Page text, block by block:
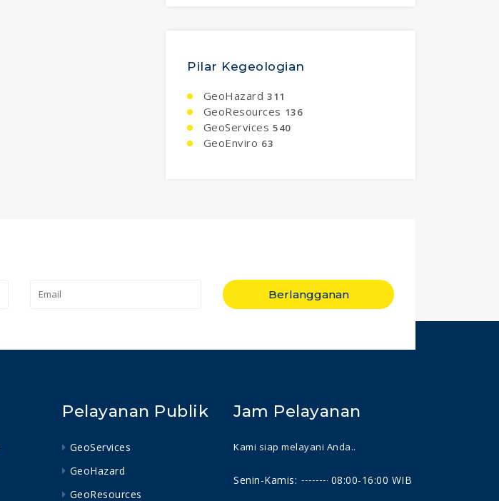
Pilar Kegeologian
GeoHazard 311
GeoResources 136
GeoServices 540
GeoEnviro 63
Berlangganan
Pelayanan Publik
GeoServices
GeoHazard
GeoResources
Jam Pelayanan
Kami siap melayani Anda..
Senin-Kamis:
08:00-16:00 WIB